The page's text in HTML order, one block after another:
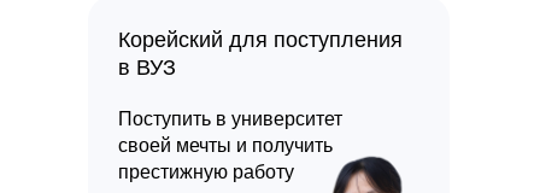
Корейский для поступления
в ВУЗ
Поступить в университет
своей мечты и получить
престижную работу